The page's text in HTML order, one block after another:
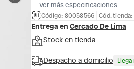
Ver más especificaciones
Código: 80058566 Cód.
Entrega en Cercado De Lima
Stock en tienda
Despacho a domicilio Llega